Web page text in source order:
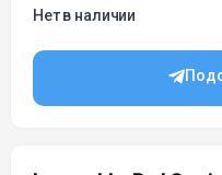
Нет в наличии